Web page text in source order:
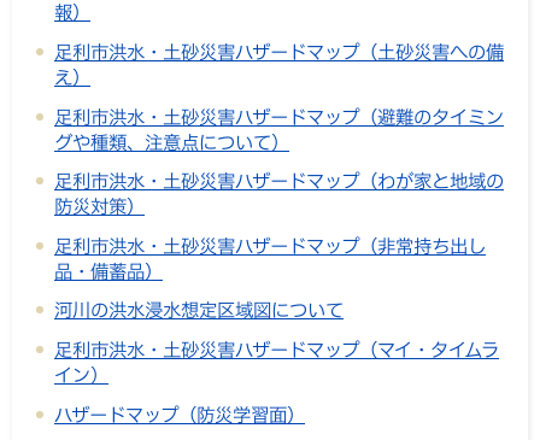
報）
足利市洪水・土砂災害ハザードマップ（土砂災害への備
え）
足利市洪水・土砂災害ハザードマップ（避難のタイミン
グや種類、注意点について）
足利市洪水・土砂災害ハザードマップ（わが家と地域の
防災対策）
足利市洪水・土砂災害ハザードマップ（非常持ち出し
品・備蓄品）
河川の洪水浸水想定区域図について
足利市洪水・土砂災害ハザードマップ（マイ・タイムラ
イン）
ハザードマップ（防災学習面）